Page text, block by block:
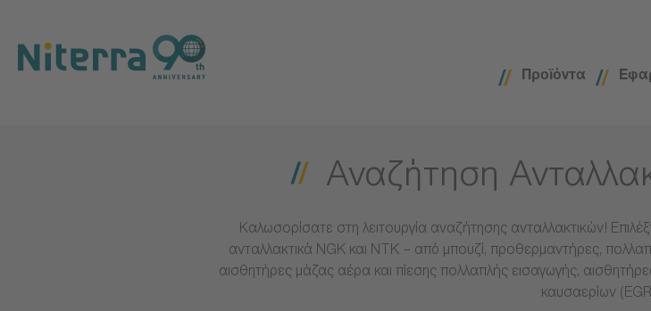
main
navigation
main
content
footer
Προϊόντα
Αναζήτηση
Καλωσορίσατε στη λειτουργία αναζήτησης ανταλλακτικών!
ανταλλακτικά NGK και NTK – από μπουζί, προθερμαντήρες,
αισθητήρες μάζας αέρα και πίεσης πολλαπλής εισαγωγής,
καυσαερίων